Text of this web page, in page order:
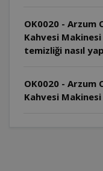
OK0020 - Arzum
Kahvesi Makinesi
temizliği nasıl
OK0020 - Arzum
Kahvesi